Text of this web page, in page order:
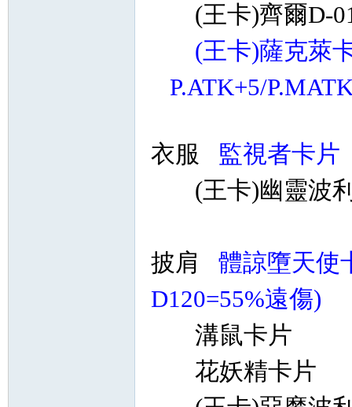
(王卡)齊爾D-
(王卡)薩克萊
P.ATK+5/
衣服 監視者卡
(王卡)幽靈
披肩 體諒墮天
D120=55%遠傷)
溝鼠卡片
花妖精卡